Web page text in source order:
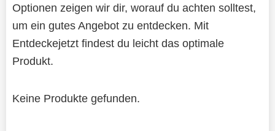
Optionen zeigen wir dir, worauf du achten solltest,
um ein gutes Angebot zu entdecken. Mit
Entdeckejetzt findest du leicht das optimale
Produkt.
Keine Produkte gefunden.